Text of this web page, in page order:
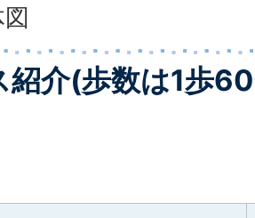
紹介(歩数は1歩